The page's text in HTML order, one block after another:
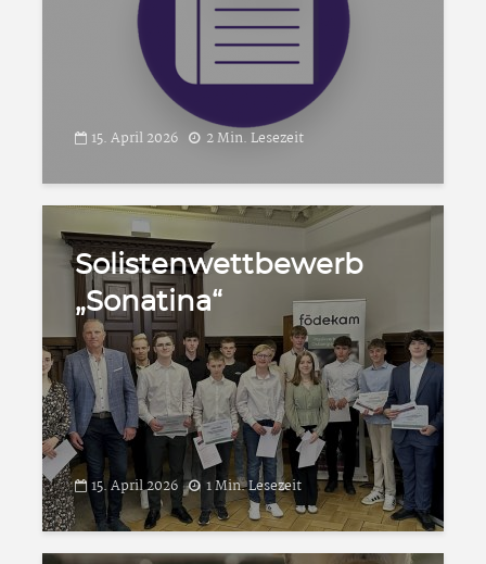
15. April 2026 2 Min. Lesezeit
Solistenwettbewerb
„Sonatina“
15. April 2026 1 Min. Lesezeit